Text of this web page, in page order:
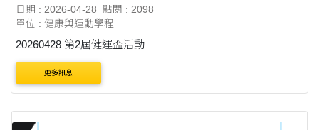
日期 : 2026-04-28
點閱 : 2098
單位 : 健康與運動學程
20260428 第2屆健運盃活動
更多訊息